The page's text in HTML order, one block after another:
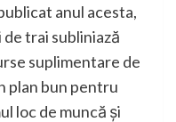
anul acesta,
trai subliniază
suplimentare de
plan bun pentru
loc de muncă și